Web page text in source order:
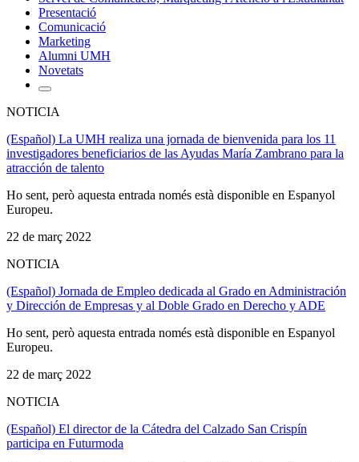
Presentació
Comunicació
Marketing
Alumni UMH
Novetats
NOTICIA
(Español) La UMH realiza una jornada de bienvenida para los 11
investigadores beneficiarios de las Ayudas María Zambrano para la
atracción de talento
Ho sent, però aquesta entrada només està disponible en Espanyol
Europeu.
22 de març 2022
NOTICIA
(Español) Jornada de Empleo dedicada al Grado en Administración
y Dirección de Empresas y al Doble Grado en Derecho y ADE
Ho sent, però aquesta entrada només està disponible en Espanyol
Europeu.
22 de març 2022
NOTICIA
(Español) El director de la Cátedra del Calzado San Crispín
participa en Futurmoda